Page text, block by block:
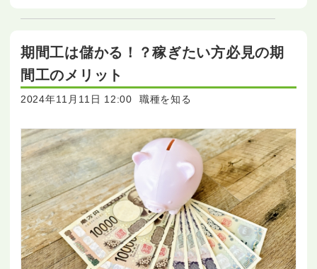
期間工は儲かる！？稼ぎたい方必見の期
間工のメリット
2024年11月11日 12:00 職種を知る